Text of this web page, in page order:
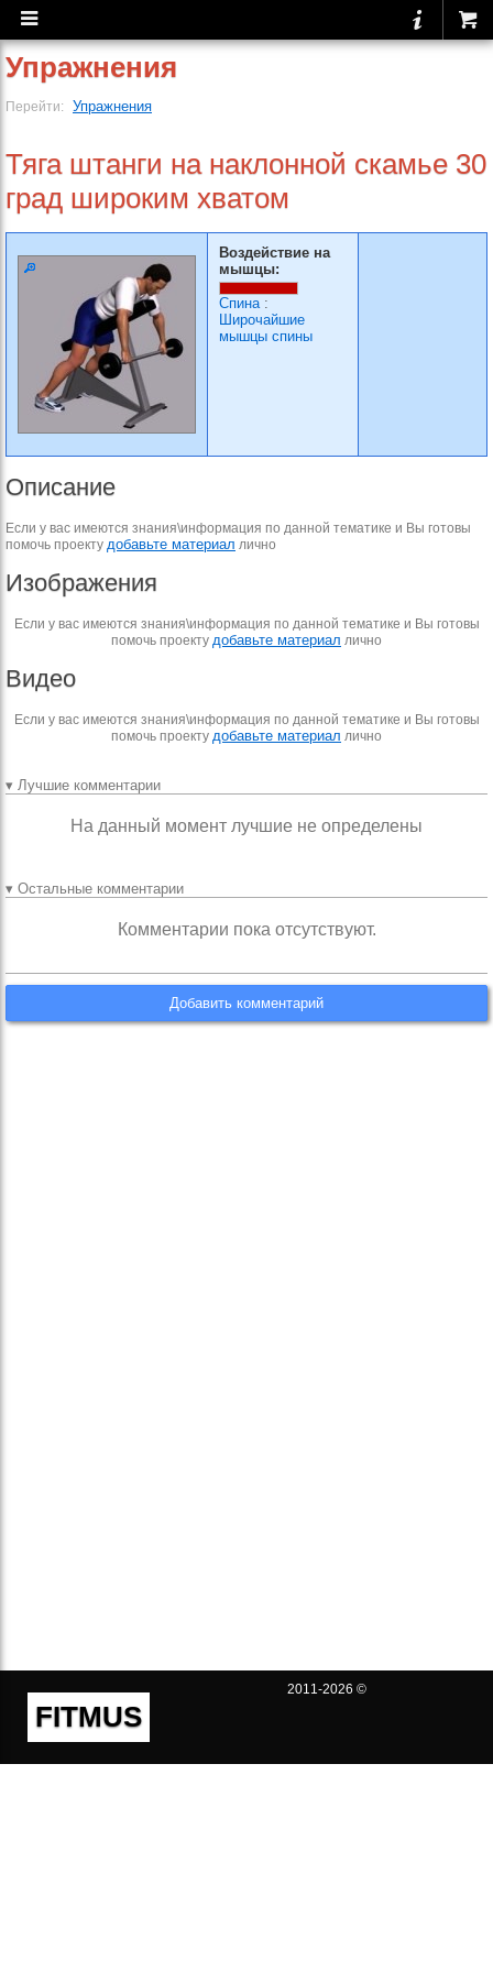
Упражнения
Перейти: Упражнения
Тяга штанги на наклонной скамье 30
град широким хватом
Воздействие на
мышцы:
Спина:
Широчайшие
мышцы спины
Описание
Если у вас имеются знания\информация по данной тематике и Вы готовы
помочь проекту добавьте материал лично
Изображения
Если у вас имеются знания\информация по данной тематике и Вы готовы
помочь проекту добавьте материал лично
Видео
Если у вас имеются знания\информация по данной тематике и Вы готовы
помочь проекту добавьте материал лично
▾ Лучшие комментарии
На данный момент лучшие не определены
▾ Остальные комментарии
Комментарии пока отсутствуют.
Добавить комментарий
FITMUS
2011-2026 ©